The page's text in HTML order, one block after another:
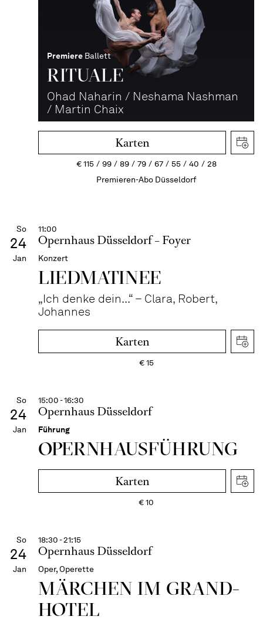
Premiere Ballett
RITUALE
Ohad Naharin / Neshama Nashman
/ Martin Chaix
Karten
€115 99 89 79 67 55 40
28
Premieren-Abo Düsseldorf
So
24
Jan
11:00
Opernhaus Düsseldorf – Foyer
Konzert
LIEDMATINEE
„Ich denke dein...“ – Clara, Robert,
Johannes
Karten
€15
So
24
Jan
15:00 - 16:30
Opernhaus Düsseldorf
Führung
OPERN­HAUS­FÜH­RUNG
Karten
€10
So
24
Jan
18:30 - 21:15
Opernhaus Düsseldorf
Oper, Operette
MÄRCHEN IM GRAND-
HOTEL